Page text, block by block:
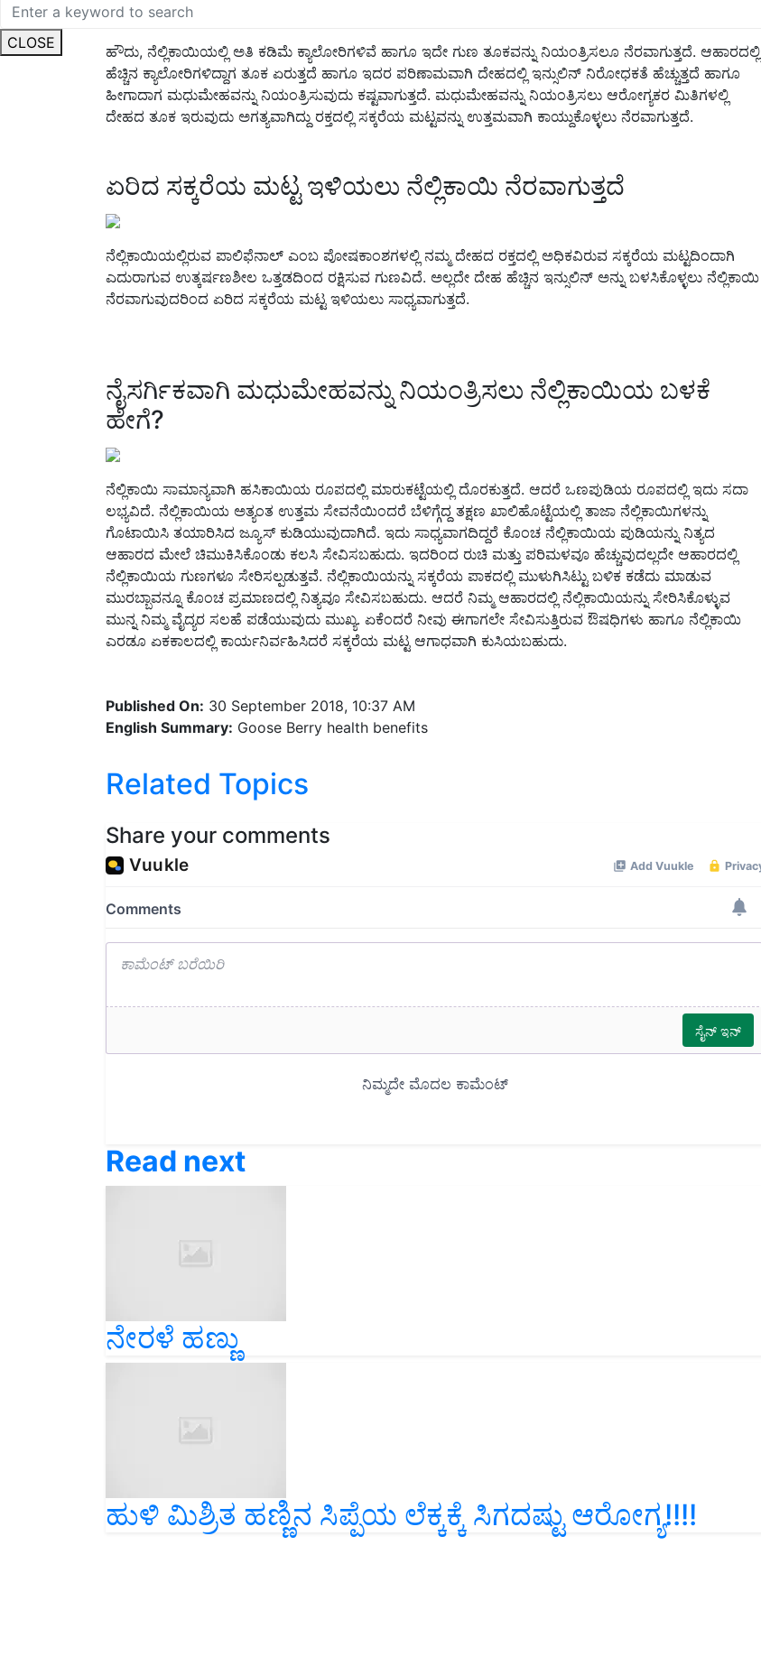
CLOSE
ಹೌದು, ನೆಲ್ಲಿಕಾಯಿಯಲ್ಲಿ ಅತಿ ಕಡಿಮೆ ಕ್ಯಾಲೋರಿಗಳಿವೆ ಹಾಗೂ ಇದೇ ಗುಣ ತೂಕವನ್ನು ನಿಯಂತ್ರಿಸಲೂ ನೆರವಾಗುತ್ತದೆ. ಆಹಾರದಲ್ಲಿ
ಹೆಚ್ಚಿನ ಕ್ಯಾಲೋರಿಗಳಿದ್ದಾಗ ತೂಕ ಏರುತ್ತದೆ ಹಾಗೂ ಇದರ ಪರಿಣಾಮವಾಗಿ ದೇಹದಲ್ಲಿ ಇನ್ಸುಲಿನ್ ನಿರೋಧಕತೆ ಹೆಚ್ಚುತ್ತದೆ ಹಾಗೂ
ಹೀಗಾದಾಗ ಮಧುಮೇಹವನ್ನು ನಿಯಂತ್ರಿಸುವುದು ಕಷ್ಟವಾಗುತ್ತದೆ. ಮಧುಮೇಹವನ್ನು ನಿಯಂತ್ರಿಸಲು ಆರೋಗ್ಯಕರ ಮಿತಿಗಳಲ್ಲಿ
ದೇಹದ ತೂಕ ಇರುವುದು ಅಗತ್ಯವಾಗಿದ್ದು ರಕ್ತದಲ್ಲಿ ಸಕ್ಕರೆಯ ಮಟ್ಟವನ್ನು ಉತ್ತಮವಾಗಿ ಕಾಯ್ದುಕೊಳ್ಳಲು ನೆರವಾಗುತ್ತದೆ.
ಏರಿದ ಸಕ್ಕರೆಯ ಮಟ್ಟ ಇಳಿಯಲು ನೆಲ್ಲಿಕಾಯಿ ನೆರವಾಗುತ್ತದೆ
ನೆಲ್ಲಿಕಾಯಿಯಲ್ಲಿರುವ ಪಾಲಿಫೆನಾಲ್ ಎಂಬ ಪೋಷಕಾಂಶಗಳಲ್ಲಿ ನಮ್ಮ ದೇಹದ ರಕ್ತದಲ್ಲಿ ಅಧಿಕವಿರುವ ಸಕ್ಕರೆಯ ಮಟ್ಟದಿಂದಾಗಿ
ಎದುರಾಗುವ ಉತ್ಕರ್ಷಣಶೀಲ ಒತ್ತಡದಿಂದ ರಕ್ಷಿಸುವ ಗುಣವಿದೆ. ಅಲ್ಲದೇ ದೇಹ ಹೆಚ್ಚಿನ ಇನ್ಸುಲಿನ್ ಅನ್ನು ಬಳಸಿಕೊಳ್ಳಲು ನೆಲ್ಲಿಕಾಯಿ
ನೆರವಾಗುವುದರಿಂದ ಏರಿದ ಸಕ್ಕರೆಯ ಮಟ್ಟ ಇಳಿಯಲು ಸಾಧ್ಯವಾಗುತ್ತದೆ.
ನೈಸರ್ಗಿಕವಾಗಿ ಮಧುಮೇಹವನ್ನು ನಿಯಂತ್ರಿಸಲು ನೆಲ್ಲಿಕಾಯಿಯ ಬಳಕೆ
ಹೇಗೆ?
ನೆಲ್ಲಿಕಾಯಿ ಸಾಮಾನ್ಯವಾಗಿ ಹಸಿಕಾಯಿಯ ರೂಪದಲ್ಲಿ ಮಾರುಕಟ್ಟೆಯಲ್ಲಿ ದೊರಕುತ್ತದೆ. ಆದರೆ ಒಣಪುಡಿಯ ರೂಪದಲ್ಲಿ ಇದು ಸದಾ
ಲಭ್ಯವಿದೆ. ನೆಲ್ಲಿಕಾಯಿಯ ಅತ್ಯಂತ ಉತ್ತಮ ಸೇವನೆಯಿಂದರೆ ಬೆಳಿಗ್ಗೆದ್ದ ತಕ್ಷಣ ಖಾಲಿಹೊಟ್ಟೆಯಲ್ಲಿ ತಾಜಾ ನೆಲ್ಲಿಕಾಯಿಗಳನ್ನು
ಗೊಟಾಯಿಸಿ ತಯಾರಿಸಿದ ಜ್ಯೂಸ್ ಕುಡಿಯುವುದಾಗಿದೆ. ಇದು ಸಾಧ್ಯವಾಗದಿದ್ದರೆ ಕೊಂಚ ನೆಲ್ಲಿಕಾಯಿಯ ಪುಡಿಯನ್ನು ನಿತ್ಯದ
ಆಹಾರದ ಮೇಲೆ ಚಿಮುಕಿಸಿಕೊಂಡು ಕಲಸಿ ಸೇವಿಸಬಹುದು. ಇದರಿಂದ ರುಚಿ ಮತ್ತು ಪರಿಮಳವೂ ಹೆಚ್ಚುವುದಲ್ಲದೇ ಆಹಾರದಲ್ಲಿ
ನೆಲ್ಲಿಕಾಯಿಯ ಗುಣಗಳೂ ಸೇರಿಸಲ್ಪಡುತ್ತವೆ. ನೆಲ್ಲಿಕಾಯಿಯನ್ನು ಸಕ್ಕರೆಯ ಪಾಕದಲ್ಲಿ ಮುಳುಗಿಸಿಟ್ಟು ಬಳಿಕ ಕಡೆದು ಮಾಡುವ
ಮುರಬ್ಬಾವನ್ನೂ ಕೊಂಚ ಪ್ರಮಾಣದಲ್ಲಿ ನಿತ್ಯವೂ ಸೇವಿಸಬಹುದು. ಆದರೆ ನಿಮ್ಮ ಆಹಾರದಲ್ಲಿ ನೆಲ್ಲಿಕಾಯಿಯನ್ನು ಸೇರಿಸಿಕೊಳ್ಳುವ
ಮುನ್ನ ನಿಮ್ಮ ವೈದ್ಯರ ಸಲಹೆ ಪಡೆಯುವುದು ಮುಖ್ಯ. ಏಕೆಂದರೆ ನೀವು ಈಗಾಗಲೇ ಸೇವಿಸುತ್ತಿರುವ ಔಷಧಿಗಳು ಹಾಗೂ ನೆಲ್ಲಿಕಾಯಿ
ಎರಡೂ ಏಕಕಾಲದಲ್ಲಿ ಕಾರ್ಯನಿರ್ವಹಿಸಿದರೆ ಸಕ್ಕರೆಯ ಮಟ್ಟ ಆಗಾಧವಾಗಿ ಕುಸಿಯಬಹುದು.
Published On: 30 September 2018, 10:37 AM
English Summary: Goose Berry health benefits
Related Topics
Share your comments
Read next
ನೇರಳೆ ಹಣ್ಣು
ಹುಳಿ ಮಿಶ್ರಿತ ಹಣ್ಣಿನ ಸಿಪ್ಪೆಯ ಲೆಕ್ಕಕ್ಕೆ ಸಿಗದಷ್ಟು ಆರೋಗ್ಯ!!!!